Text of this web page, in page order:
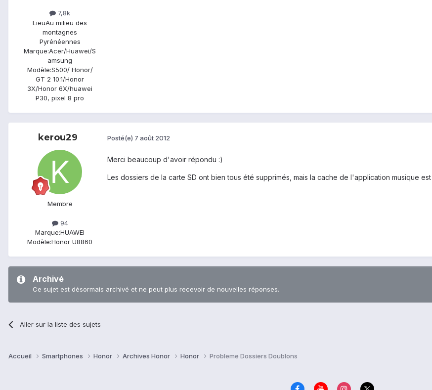
7,8k
LieuAu milieu des
montagnes
Pyrénéennes
Marque:Acer/Huawei/S
amsung
Modèle:S500/ Honor/
GT 2 10.1/Honor
3X/Honor 6X/huawei
P30, pixel 8 pro
kerou29
Membre
94
Marque:HUAWEI
Modèle:Honor U8860
Posté(e) 7 août 2012
Merci beaucoup d'avoir répondu :)
Les dossiers de la carte SD ont bien tous été supprimés, mais la cache de l'application musique
Archivé
Ce sujet est désormais archivé et ne peut plus recevoir de nouvelles réponses.
Aller sur la liste des sujets
Accueil Smartphones Honor Archives Honor Honor Probleme Dossiers Doublons